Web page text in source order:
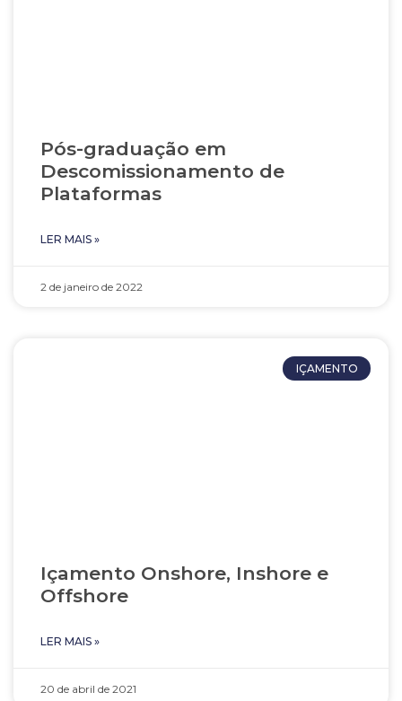
Pós-graduação em
Descomissionamento de
Plataformas
LER MAIS »
2 de janeiro de 2022
IÇAMENTO
Içamento Onshore, Inshore e
Offshore
LER MAIS »
20 de abril de 2021